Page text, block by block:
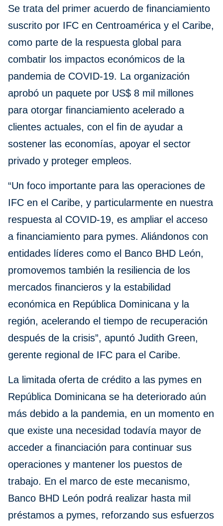
Se trata del primer acuerdo de financiamiento
suscrito por IFC en Centroamérica y el Caribe,
como parte de la respuesta global para
combatir los impactos económicos de la
pandemia de COVID-19. La organización
aprobó un paquete por US$ 8 mil millones
para otorgar financiamiento acelerado a
clientes actuales, con el fin de ayudar a
sostener las economías, apoyar el sector
privado y proteger empleos.
“Un foco importante para las operaciones de
IFC en el Caribe, y particularmente en nuestra
respuesta al COVID-19, es ampliar el acceso
a financiamiento para pymes. Aliándonos con
entidades líderes como el Banco BHD León,
promovemos también la resiliencia de los
mercados financieros y la estabilidad
económica en República Dominicana y la
región, acelerando el tiempo de recuperación
después de la crisis”, apuntó Judith Green,
gerente regional de IFC para el Caribe.
La limitada oferta de crédito a las pymes en
República Dominicana se ha deteriorado aún
más debido a la pandemia, en un momento en
que existe una necesidad todavía mayor de
acceder a financiación para continuar sus
operaciones y mantener los puestos de
trabajo. En el marco de este mecanismo,
Banco BHD León podrá realizar hasta mil
préstamos a pymes, reforzando sus esfuerzos